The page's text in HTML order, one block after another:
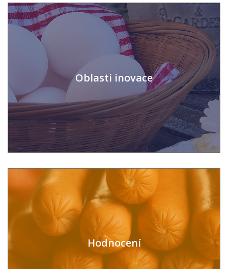
Oblasti inovace
Hodnocení